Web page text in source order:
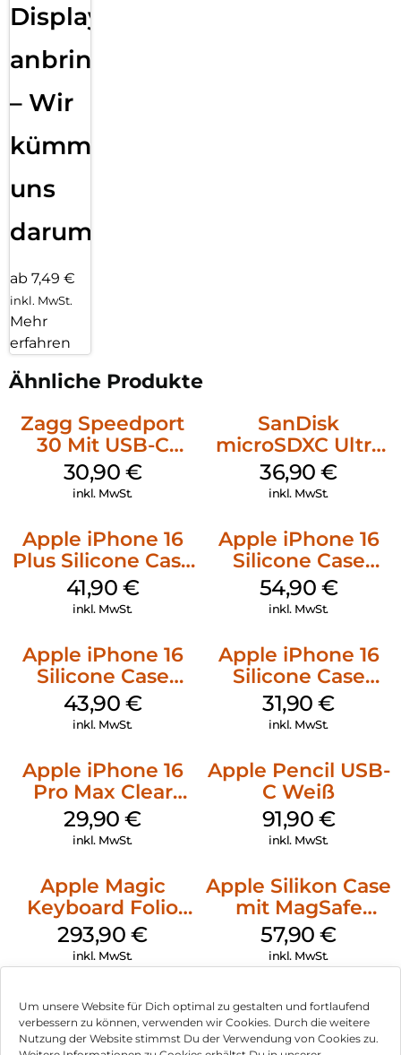
Um unsere Website für Dich optimal zu gestalten und fortlaufend
verbessern zu können, verwenden wir Cookies. Durch die weitere
Nutzung der Website stimmst Du der Verwendung von Cookies zu.
Displayfolie
anbringen
– Wir
kümmern
uns
darum!
ab 7,49 €
inkl. MwSt.
Mehr
erfahren
Ähnliche Produkte
Zagg Speedport
30 Mit USB-C
Kabel Weiß
30,90 €
inkl. MwSt.
SanDisk
microSDXC Ultra
128 GB + Adapter
Mobile
36,90€
inkl. MwSt.
Apple iPhone 16
Plus Silicone Case
MagSafe Stone
Gray
41,90 €
inkl. MwSt.
Apple iPhone 16
Silicone Case
MagSafe Lake
Green
54,90 €
inkl. MwSt.
Apple iPhone 16
Silicone Case
MagSafe Plum
43,90 €
inkl. MwSt.
Apple iPhone 16
Silicone Case
MagSafe Fuchsia
31,90€
inkl. MwSt.
Apple iPhone 16
Pro Max Clear
Case MagSafe
Transparent
29,90€
inkl. MwSt.
Apple Pencil USB-
C Weiß
91,90 €
inkl. MwSt.
Apple Magic
Keyboard Folio
iPad 10.9″ (10.Gen.)
Weiß
293,90€
inkl. MwSt.
Apple Silikon Case
mit MagSafe
iPhone 14 Pro
(PRODUCT)RED
57,90€
inkl. MwSt.